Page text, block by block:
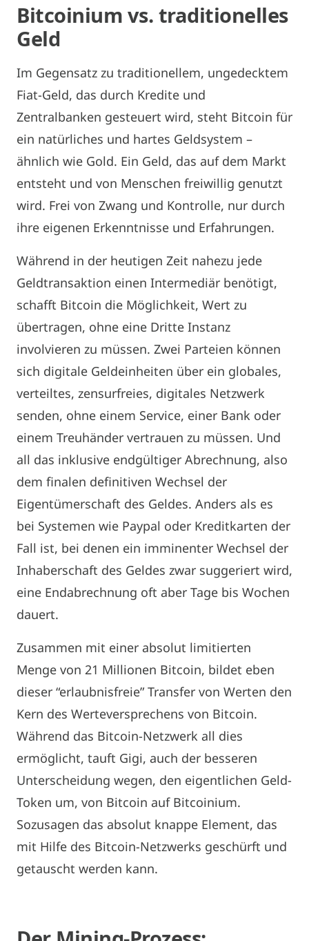
Bitcoinium vs. traditionelles
Geld
Im Gegensatz zu traditionellem, ungedecktem
Fiat-Geld, das durch Kredite und
Zentralbanken gesteuert wird, steht Bitcoin für
ein natürliches und hartes Geldsystem –
ähnlich wie Gold. Ein Geld, das auf dem Markt
entsteht und von Menschen freiwillig genutzt
wird. Frei von Zwang und Kontrolle, nur durch
ihre eigenen Erkenntnisse und Erfahrungen.
Während in der heutigen Zeit nahezu jede
Geldtransaktion einen Intermediär benötigt,
schafft Bitcoin die Möglichkeit, Wert zu
übertragen, ohne eine Dritte Instanz
involvieren zu müssen. Zwei Parteien können
sich digitale Geldeinheiten über ein globales,
verteiltes, zensurfreies, digitales Netzwerk
senden, ohne einem Service, einer Bank oder
einem Treuhänder vertrauen zu müssen. Und
all das inklusive endgültiger Abrechnung, also
dem finalen definitiven Wechsel der
Eigentümerschaft des Geldes. Anders als es
bei Systemen wie Paypal oder Kreditkarten der
Fall ist, bei denen ein imminenter Wechsel der
Inhaberschaft des Geldes zwar suggeriert wird,
eine Endabrechnung oft aber Tage bis Wochen
dauert.
Zusammen mit einer absolut limitierten
Menge von 21 Millionen Bitcoin, bildet eben
dieser “erlaubnisfreie” Transfer von Werten den
Kern des Werteversprechens von Bitcoin.
Während das Bitcoin-Netzwerk all dies
ermöglicht, tauft Gigi, auch der besseren
Unterscheidung wegen, den eigentlichen Geld-
Token um, von Bitcoin auf Bitcoinium.
Sozusagen das absolut knappe Element, das
mit Hilfe des Bitcoin-Netzwerks geschürft und
getauscht werden kann.